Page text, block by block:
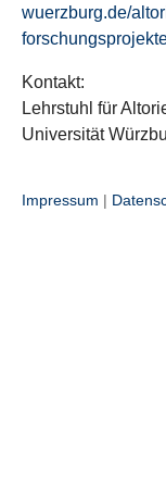
wuerzburg.de/
Kontakt:
Lehrstuhl für
Universität
Impressum |